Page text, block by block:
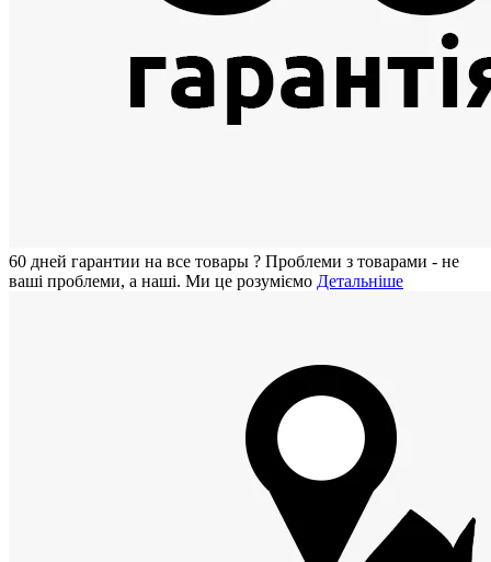
60 дней гарантии на все товары ? Проблеми з товарами - не
ваші проблеми, а наші. Ми це розуміємо Детальніше